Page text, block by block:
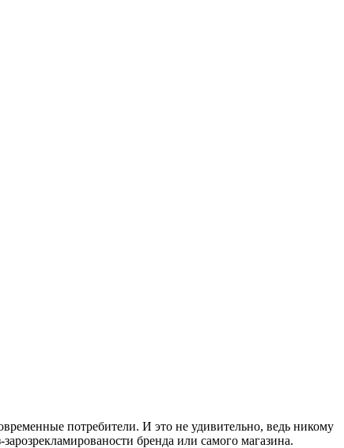
потребители. И это не удивительно, ведь никому
бренда или самого магазина.